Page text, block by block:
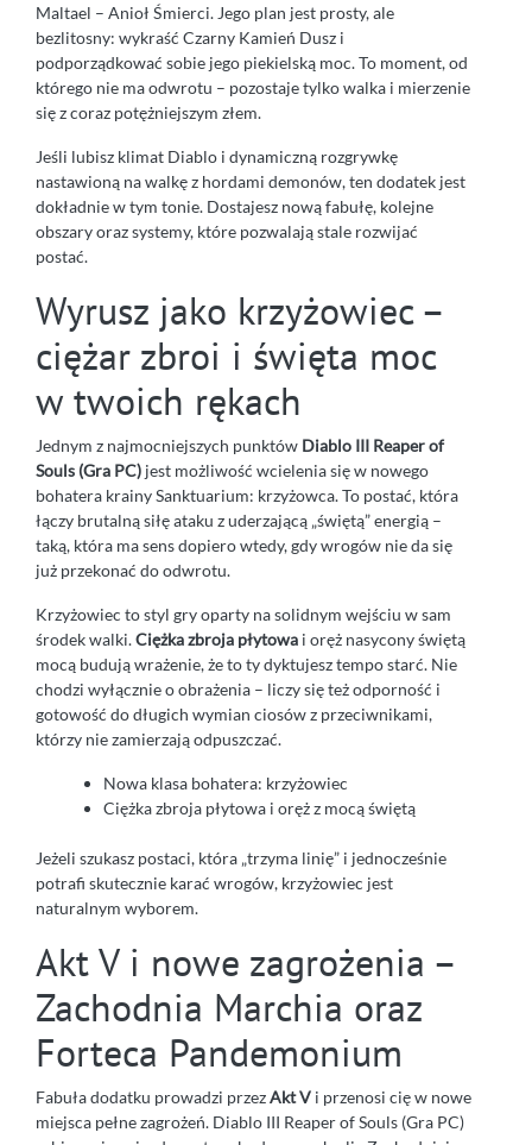
Maltael – Anioł Śmierci. Jego plan jest prosty, ale
bezlitosny: wykraść Czarny Kamień Dusz i
podporządkować sobie jego piekielską moc. To moment, od
którego nie ma odwrotu – pozostaje tylko walka i mierzenie
się z coraz potężniejszym złem.
Jeśli lubisz klimat Diablo i dynamiczną rozgrywkę
nastawioną na walkę z hordami demonów, ten dodatek jest
dokładnie w tym tonie. Dostajesz nową fabułę, kolejne
obszary oraz systemy, które pozwalają stale rozwijać
postać.
Wyrusz jako krzyżowiec –
ciężar zbroi i święta moc
w twoich rękach
Jednym z najmocniejszych punktów Diablo III Reaper of
Souls (Gra PC) jest możliwość wcielenia się w nowego
bohatera krainy Sanktuarium: krzyżowca. To postać, która
łączy brutalną siłę ataku z uderzającą „świętą” energią –
taką, która ma sens dopiero wtedy, gdy wrogów nie da się
już przekonać do odwrotu.
Krzyżowiec to styl gry oparty na solidnym wejściu w sam
środek walki.Ciężka zbroja płytowa i oręż nasycony świętą
mocą budują wrażenie, że to ty dyktujesz tempo starć. Nie
chodzi wyłącznie o obrażenia – liczy się też odporność i
gotowość do długich wymian ciosów z przeciwnikami,
którzy nie zamierzają odpuszczać.
Nowa klasa bohatera: krzyżowiec
Ciężka zbroja płytowa i oręż z mocą świętą
Jeżeli szukasz postaci, która „trzyma linię” i jednocześnie
potrafi skutecznie karać wrogów, krzyżowiec jest
naturalnym wyborem.
Akt V i nowe zagrożenia –
Zachodnia Marchia oraz
Forteca Pandemonium
Fabuła dodatku prowadzi przezAkt V i przenosi cię w nowe
miejsca pełne zagrożeń. Diablo III Reaper of Souls (Gra PC)